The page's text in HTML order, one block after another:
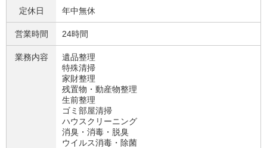
定休日 年中無休
営業時間 24時間
業務内容
遺品整理
特殊清掃
家財整理
残置物・動産物整理
生前整理
ゴミ部屋清掃
ハウスクリーニング
消臭・消毒・脱臭
ウイルス消毒・除菌